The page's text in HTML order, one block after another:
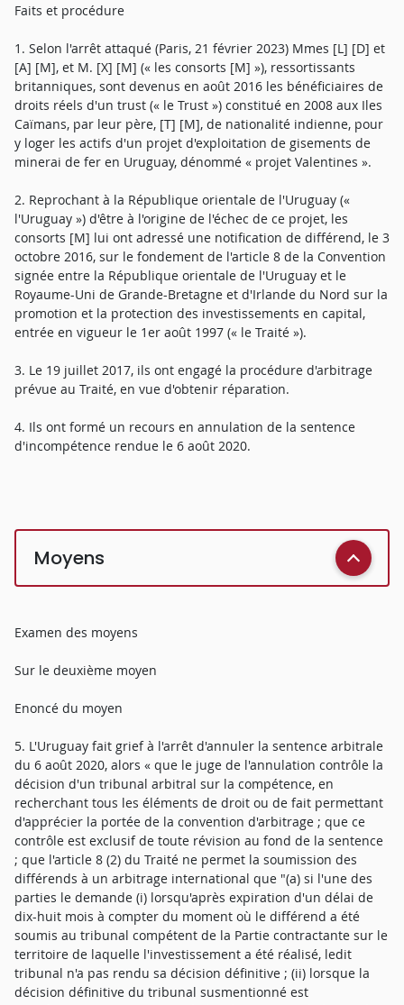
Faits et procédure
1. Selon l'arrêt attaqué (Paris, 21 février 2023) Mmes [L] [D] et
[A] [M], et M. [X] [M] (« les consorts [M] »), ressortissants
britanniques, sont devenus en août 2016 les bénéficiaires de
droits réels d'un trust (« le Trust ») constitué en 2008 aux Iles
Caïmans, par leur père, [T] [M], de nationalité indienne, pour
y loger les actifs d'un projet d'exploitation de gisements de
minerai de fer en Uruguay, dénommé « projet Valentines ».
2. Reprochant à la République orientale de l'Uruguay («
l'Uruguay ») d'être à l'origine de l'échec de ce projet, les
consorts [M] lui ont adressé une notification de différend, le 3
octobre 2016, sur le fondement de l'article 8 de la Convention
signée entre la République orientale de l'Uruguay et le
Royaume-Uni de Grande-Bretagne et d'Irlande du Nord sur la
promotion et la protection des investissements en capital,
entrée en vigueur le 1er août 1997 (« le Traité »).
3. Le 19 juillet 2017, ils ont engagé la procédure d'arbitrage
prévue au Traité, en vue d'obtenir réparation.
4. Ils ont formé un recours en annulation de la sentence
d'incompétence rendue le 6 août 2020.
Moyens
Examen des moyens
Sur le deuxième moyen
Enoncé du moyen
5. L'Uruguay fait grief à l'arrêt d'annuler la sentence arbitrale
du 6 août 2020, alors « que le juge de l'annulation contrôle la
décision d'un tribunal arbitral sur la compétence, en
recherchant tous les éléments de droit ou de fait permettant
d'apprécier la portée de la convention d'arbitrage ; que ce
contrôle est exclusif de toute révision au fond de la sentence
; que l'article 8 (2) du Traité ne permet la soumission des
différends à un arbitrage international que "(a) si l'une des
parties le demande (i) lorsqu'après expiration d'un délai de
dix-huit mois à compter du moment où le différend a été
soumis au tribunal compétent de la Partie contractante sur le
territoire de laquelle l'investissement a été réalisé, ledit
tribunal n'a pas rendu sa décision définitive ; (ii) lorsque la
décision définitive du tribunal susmentionné est